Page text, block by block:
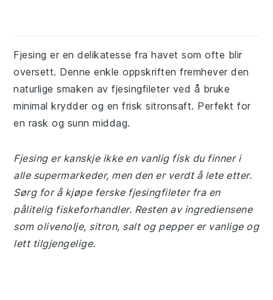
Fjesing er en delikatesse fra havet som ofte blir
oversett. Denne enkle oppskriften fremhever den
naturlige smaken av fjesingfileter ved å bruke
minimal krydder og en frisk sitronsaft. Perfekt for
en rask og sunn middag.
Fjesing er kanskje ikke en vanlig fisk du finner i
alle supermarkeder, men den er verdt å lete etter.
Sørg for å kjøpe ferske fjesingfileter fra en
pålitelig fiskeforhandler. Resten av ingrediensene
som olivenolje, sitron, salt og pepper er vanlige og
lett tilgjengelige.